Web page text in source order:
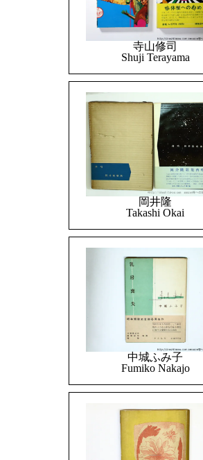
寺山修司
Shuji Terayama
岡井隆
Takashi Okai
中城ふみ子
Fumiko Nakajo